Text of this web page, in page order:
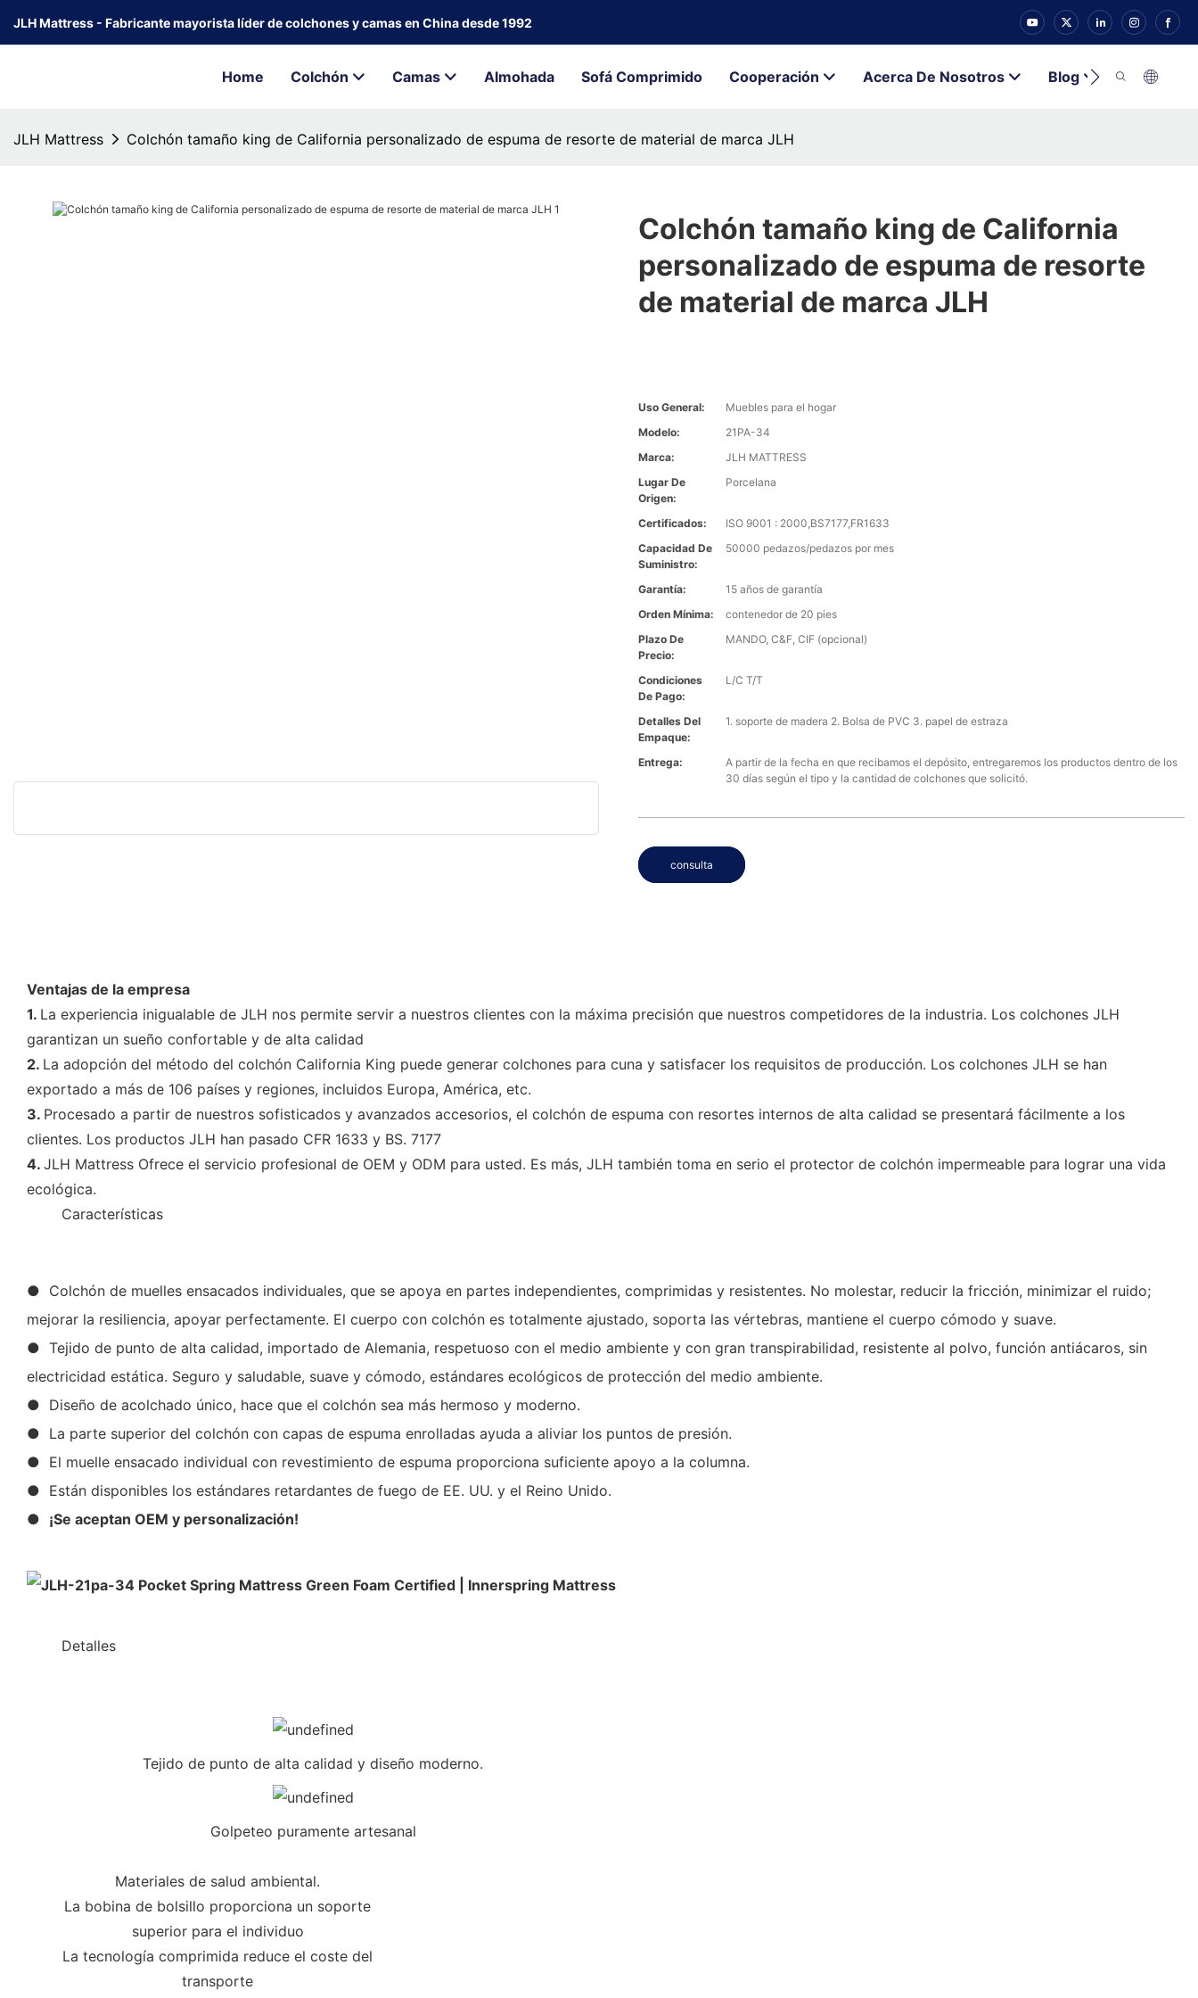
JLH Mattress - Fabricante mayorista líder de colchones y camas en China desde 1992
Home Colchón Camas Almohada Sofá Comprimido Cooperación Acerca De Nosotros Blog Contacto
JLH Mattress Colchón tamaño king de California personalizado de espuma de resorte de material de marca JLH
Colchón tamaño king de California
personalizado de espuma de resorte
de material de marca JLH
Uso General:
Muebles para el hogar
Modelo:
21PA-34
Marca:
JLH MATTRESS
Lugar De
Origen:
Porcelana
Certificados:
ISO 9001 : 2000,BS7177,FR1633
Capacidad De
Suministro:
50000 pedazos/pedazos por mes
Garantía:
15 años de garantía
Orden Mínima:
contenedor de 20 pies
Plazo De
Precio:
MANDO, C&F, CIF (opcional)
Condiciones
De Pago:
L/C T/T
Detalles Del
Empaque:
1. soporte de madera 2. Bolsa de PVC 3. papel de estraza
Entrega:
A partir de la fecha en que recibamos el depósito, entregaremos los productos dentro de los
30 días según el tipo y la cantidad de colchones que solicitó.
consulta
Ventajas de la empresa
1. La experiencia inigualable de JLH nos permite servir a nuestros clientes con la máxima precisión que nuestros competidores de la industria. Los colchones JLH
garantizan un sueño confortable y de alta calidad
2. La adopción del método del colchón California King puede generar colchones para cuna y satisfacer los requisitos de producción. Los colchones JLH se han
exportado a más de 106 países y regiones, incluidos Europa, América, etc.
3. Procesado a partir de nuestros sofisticados y avanzados accesorios, el colchón de espuma con resortes internos de alta calidad se presentará fácilmente a los
clientes. Los productos JLH han pasado CFR 1633 y BS. 7177
4. JLH Mattress Ofrece el servicio profesional de OEM y ODM para usted. Es más, JLH también toma en serio el protector de colchón impermeable para lograr una vida
ecológica.
Características
● Colchón de muelles ensacados individuales, que se apoya en partes independientes, comprimidas y resistentes. No molestar, reducir la fricción, minimizar el ruido;
mejorar la resiliencia, apoyar perfectamente. El cuerpo con colchón es totalmente ajustado, soporta las vértebras, mantiene el cuerpo cómodo y suave.
● Tejido de punto de alta calidad, importado de Alemania, respetuoso con el medio ambiente y con gran transpirabilidad, resistente al polvo, función antiácaros, sin
electricidad estática. Seguro y saludable, suave y cómodo, estándares ecológicos de protección del medio ambiente.
● Diseño de acolchado único, hace que el colchón sea más hermoso y moderno.
● La parte superior del colchón con capas de espuma enrolladas ayuda a aliviar los puntos de presión.
● El muelle ensacado individual con revestimiento de espuma proporciona suficiente apoyo a la columna.
● Están disponibles los estándares retardantes de fuego de EE. UU. y el Reino Unido.
● ¡Se aceptan OEM y personalización!
Detalles
Tejido de punto de alta calidad y diseño moderno.
Golpeteo puramente artesanal
Materiales de salud ambiental.
La bobina de bolsillo proporciona un soporte
superior para el individuo
La tecnología comprimida reduce el coste del
transporte